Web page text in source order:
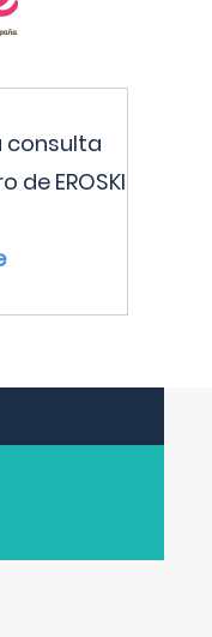
consulta
EROSKI